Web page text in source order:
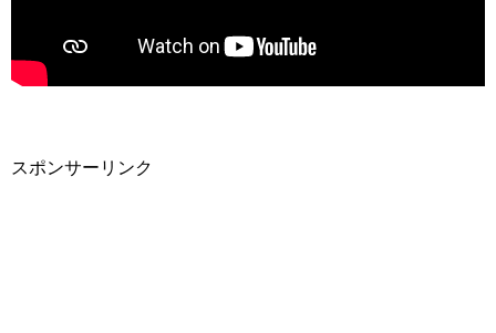
スポンサーリンク